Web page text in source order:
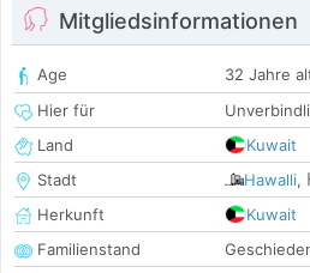
Mitgliedsinformationen
Age
32 Jahre
Hier für
Land
Kuwait
Stadt
Hawalli,
Herkunft
Kuwait
Familienstand